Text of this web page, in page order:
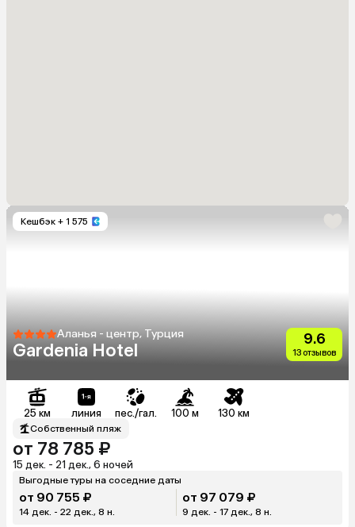
Кешбэк + 1 575
Аланья - центр, Турция
Gardenia Hotel
9.6
13 отзывов
25 км линия пес./гал. 100 м 130 км
Собственный пляж
от 78 785 ₽
15 дек. - 21 дек., 6 ночей
Выгодные туры на соседние даты
от 90 755 ₽
14 дек. - 22 дек., 8 н.
от 97 079 ₽
9 дек. - 17 дек., 8 н.